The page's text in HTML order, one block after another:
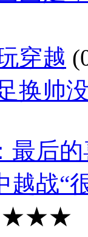
穿越
换帅
最后
越战“